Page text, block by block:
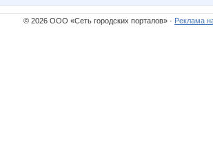
© 2026 ООО «Сеть городских порталов» · Реклама